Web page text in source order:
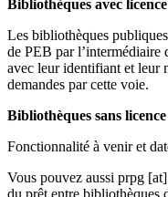
Bibliothèques avec
Les bibliothèques
de PEB par l’intermédiaire
avec leur identifiant et leur
demandes par cette voie.
Bibliothèques sans
Fonctionnalité à venir et
Vous pouvez aussi prpg [at]